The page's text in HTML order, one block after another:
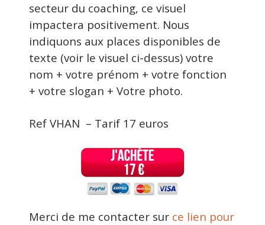
secteur du coaching, ce visuel
impactera positivement. Nous
indiquons aux places disponibles de
texte (voir le visuel ci-dessus) votre
nom + votre prénom + votre fonction
+ votre slogan + Votre photo.
Ref VHAN – Tarif 17 euros
Merci de me contacter sur ce lien pour